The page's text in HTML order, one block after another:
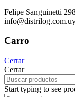
Felipe Sanguinetti
Carro
Cerrar
Cerrar
Start typing to see